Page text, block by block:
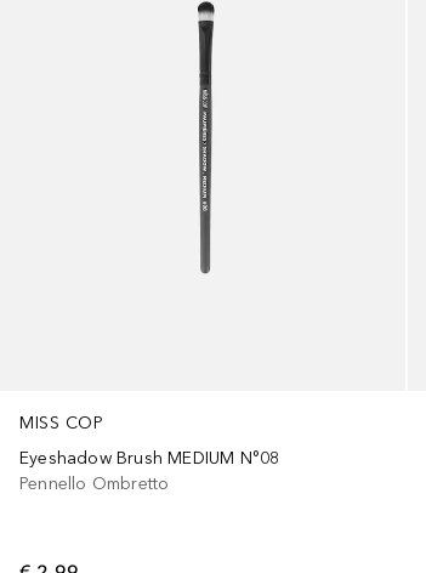
MISS COP
Eyeshadow Brush MEDIUM N°08
Pennello Ombretto